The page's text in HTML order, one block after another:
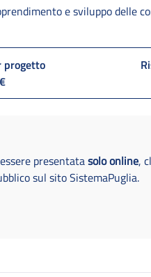
e sviluppo delle
progetto
presentatasolo online,
sul sito SistemaPuglia.